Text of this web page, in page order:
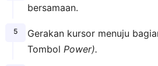
bersamaan.
Gerakan kursor menuju
Tombol Power).